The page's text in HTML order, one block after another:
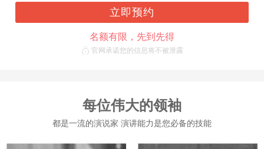
立即预约
名额有限，先到先得
官网承诺您的信息将不被泄露
每位伟大的领袖
都是一流的演说家 演讲能力是您必备的技能